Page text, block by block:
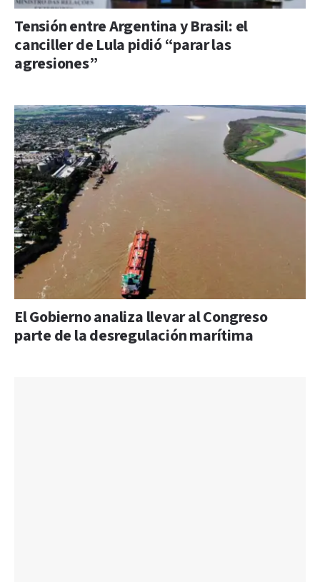
Tensión entre Argentina y Brasil: el
canciller de Lula pidió “parar las
agresiones”
El Gobierno analiza llevar al Congreso
parte de la desregulación marítima